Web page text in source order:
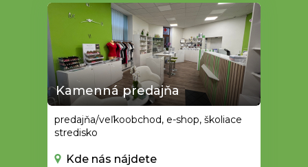
Kamenná predajňa
predajňa/veľkoobchod, e-shop, školiace
stredisko
Kde nás nájdete